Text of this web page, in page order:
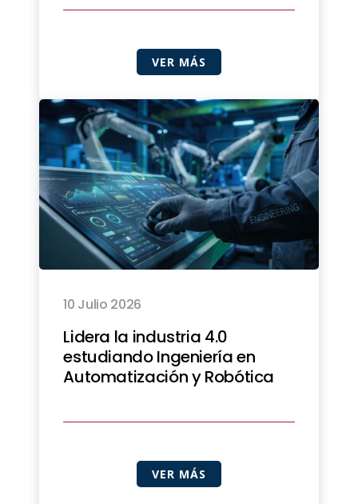
VER MÁS
10 Julio 2026
Lidera la industria 4.0
estudiando Ingeniería en
Automatización y Robótica
VER MÁS